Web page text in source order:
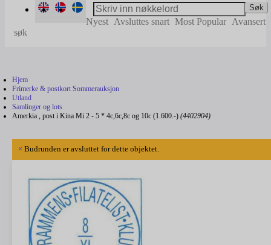
Søk
Nyest Avsluttes snart Most Popular Avansert
søk
Hjem
Frimerke & postkort Sommerauksjon
Utland
Samlinger og lots
Amerkia , post i Kina Mi 2 - 5 * 4c,6c,8c og 10c (1.600.-) (4402904)
× Budrunden er avsluttet for dette objektet.